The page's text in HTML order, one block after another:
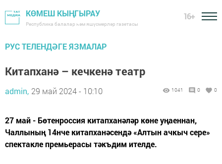
КӨМЕШ КЫҢГЫРАУ
Республика балалар һәм яшүсмерләр газетасы
16+
РУС ТЕЛЕНДӘГЕ ЯЗМАЛАР
Китапханә – кечкенә театр
admin, 29 май 2024 - 10:10 1041 0 0
27 май - Бөтенроссия китапханәләр көне уңаеннан,
Чаллының 14нче китапханәсендә «Алтын ачкыч сере»
спектакле премьерасы тәкъдим ителде.